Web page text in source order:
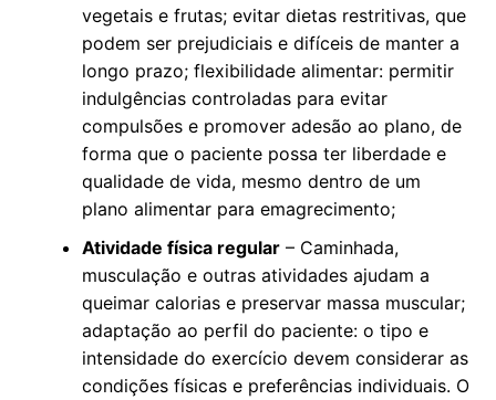
vegetais e frutas; evitar dietas restritivas, que
podem ser prejudiciais e difíceis de manter a
longo prazo; flexibilidade alimentar: permitir
indulgências controladas para evitar
compulsões e promover adesão ao plano, de
forma que o paciente possa ter liberdade e
qualidade de vida, mesmo dentro de um
plano alimentar para emagrecimento;
Atividade física regular– Caminhada,
musculação e outras atividades ajudam a
queimar calorias e preservar massa muscular;
adaptação ao perfil do paciente: o tipo e
intensidade do exercício devem considerar as
condições físicas e preferências individuais. O